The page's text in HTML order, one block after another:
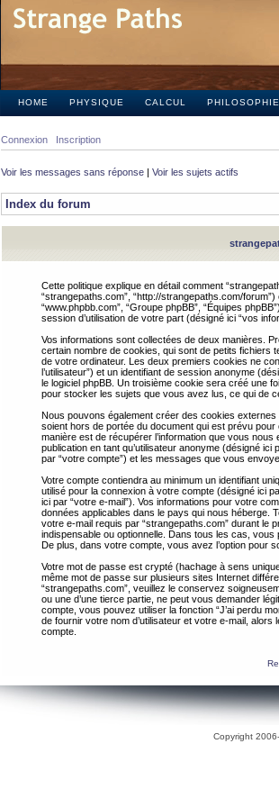
HOME PHYSIQUE CALCUL PHILOSOPHIE
Connexion Inscription
Voir les messages sans réponse | Voir les sujets actifs
Index du forum
Cette politique explique en détail comment
“strangepaths.com”, “http://strangepaths.com/forum”)
“www.phpbb.com”, “Groupe phpBB”, “Équipes
session d’utilisation de votre part (désigné ici “vos
Vos informations sont collectées de deux manières.
certain nombre de cookies, qui sont de petits fichiers
de votre ordinateur. Les deux premiers cookies ne
l’utilisateur”) et un identifiant de session anonyme
le logiciel phpBB. Un troisième cookie sera créé une
pour stocker les sujets que vous avez lus, ce qui de
Nous pouvons également créer des cookies
soient hors de portée du document qui est prévu
manière est de récupérer l’information que vous
publication en tant qu’utilisateur anonyme (désigné
par “votre compte”) et les messages que vous
Votre compte contiendra au minimum un identifiant
utilisé pour la connexion à votre compte (désigné ici
ici par “votre e-mail”). Vos informations pour votre
données applicables dans le pays qui nous héberge.
votre e-mail requis par “strangepaths.com” durant le
indispensable ou optionnelle. Dans tous les cas,
De plus, dans votre compte, vous avez l’option pour
Votre mot de passe est crypté (hachage à sens
même mot de passe sur plusieurs sites Internet
“strangepaths.com”, veuillez le conservez
ou une d’une tierce partie, ne peut vous demander
compte, vous pouvez utiliser la fonction “J’ai perdu
de fournir votre nom d’utilisateur et votre e-mail,
compte.
Copyright